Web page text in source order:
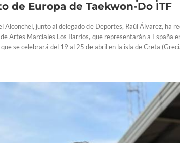
de Europa de Taekwon-Do ITF
Alconchel, junto al delegado de Deportes, Raúl Álvarez, ha
Artes Marciales Los Barrios, que representarán a España
se celebrará del 19 al 25 de abril en la isla de Creta